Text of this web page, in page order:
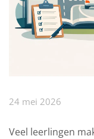
24 mei 2026
Veel leerlingen